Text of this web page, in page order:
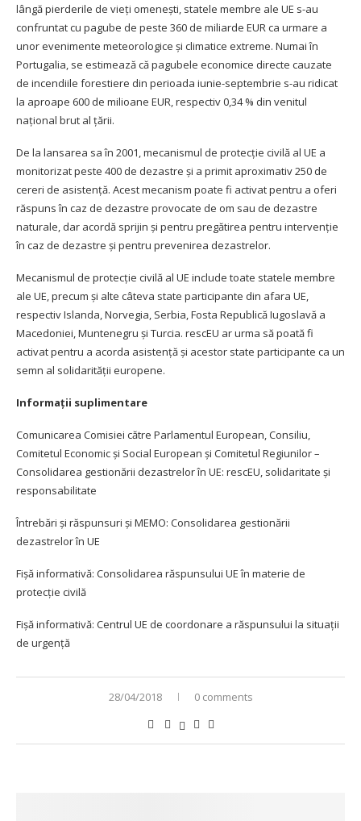
lângă pierderile de vieți omenești, statele membre ale UE s-au
confruntat cu pagube de peste 360 de miliarde EUR ca urmare a
unor evenimente meteorologice și climatice extreme. Numai în
Portugalia, se estimează că pagubele economice directe cauzate
de incendiile forestiere din perioada iunie-septembrie s-au ridicat
la aproape 600 de milioane EUR, respectiv 0,34 % din venitul
național brut al țării.
De la lansarea sa în 2001, mecanismul de protecție civilă al UE a
monitorizat peste 400 de dezastre și a primit aproximativ 250 de
cereri de asistență. Acest mecanism poate fi activat pentru a oferi
răspuns în caz de dezastre provocate de om sau de dezastre
naturale, dar acordă sprijin și pentru pregătirea pentru intervenție
în caz de dezastre și pentru prevenirea dezastrelor.
Mecanismul de protecție civilă al UE include toate statele membre
ale UE, precum și alte câteva state participante din afara UE,
respectiv Islanda, Norvegia, Serbia, Fosta Republică Iugoslavă a
Macedoniei, Muntenegru și Turcia. rescEU ar urma să poată fi
activat pentru a acorda asistență și acestor state participante ca un
semn al solidarității europene.
Informații suplimentare
Comunicarea Comisiei către Parlamentul European, Consiliu,
Comitetul Economic și Social European și Comitetul Regiunilor –
Consolidarea gestionării dezastrelor în UE: rescEU, solidaritate și
responsabilitate
Întrebări și răspunsuri și MEMO: Consolidarea gestionării
dezastrelor în UE
Fișă informativă: Consolidarea răspunsului UE în materie de
protecție civilă
Fișă informativă: Centrul UE de coordonare a răspunsului la situații
de urgență
28/04/2018 0 comments